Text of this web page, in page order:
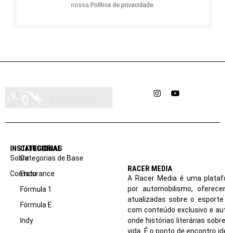
nossa Política de privacidade.
InstagramYouTube
INSTITUCIONAL
Sobre
Contato
CATEGORIAS
Categorias de Base
Endurance
Fórmula 1
Fórmula E
Indy
RACER MEDIA
A Racer Media é uma
por automobilismo,
atualizadas sobre o
com conteúdo exclusivo e
onde histórias literárias
vida. É o ponto de encontro